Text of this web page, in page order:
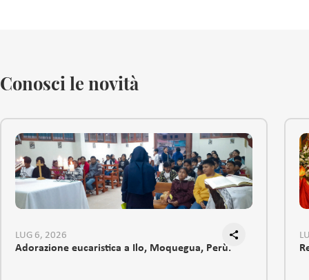
Conosci le novità
LUG 6, 2026
Adorazione eucaristica a Ilo, Moquegua, Perù.